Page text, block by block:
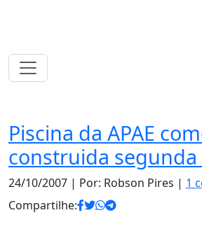
Piscina da APAE
construida segunda
24/10/2007 | Por: Robson Pires | 1
Compartilhe: